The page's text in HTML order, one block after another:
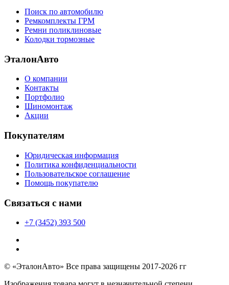
Поиск по автомобилю
Ремкомплекты ГРМ
Ремни поликлиновые
Колодки тормозные
ЭталонАвто
О компании
Контакты
Портфолио
Шиномонтаж
Акции
Покупателям
Юридическая информация
Политика конфиденциальности
Пользовательское соглашение
Помощь покупателю
Связаться с нами
+7 (3452) 393 500
© «ЭталонАвто» Все права защищены 2017-2026 гг